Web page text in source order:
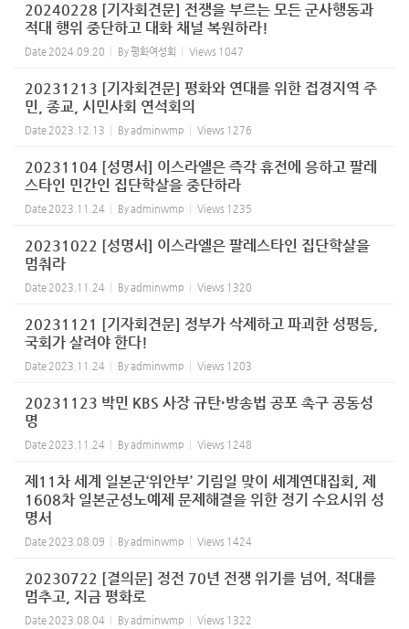
20240228 [기자회견문] 전쟁을 부르는 모든 군사행동과
적대 행위 중단하고 대화 채널 복원하라!
Date 2024.09.20 By평화여성회 Views 1047
20231213 [기자회견문] 평화와 연대를 위한 접경지역 주
민, 종교, 시민사회 연석회의
Date 2023.12.13 Byadminwmp Views 1276
20231104 [성명서] 이스라엘은 즉각 휴전에 응하고 팔레
스타인 민간인 집단학살을 중단하라
Date 2023.11.24 Byadminwmp Views 1235
20231022 [성명서] 이스라엘은 팔레스타인 집단학살을
멈춰라
Date 2023.11.24 Byadminwmp Views 1320
20231121 [기자회견문] 정부가 삭제하고 파괴한 성평등,
국회가 살려야 한다!
Date 2023.11.24 Byadminwmp Views 1203
20231123 박민 KBS 사장 규탄·방송법 공포 촉구 공동성
명
Date 2023.11.24 Byadminwmp Views 1248
제11차 세계 일본군‘위안부’ 기림일 맞이 세계연대집회, 제
1608차 일본군성노예제 문제해결을 위한 정기 수요시위 성
명서
Date 2023.08.09 Byadminwmp Views 1424
20230722 [결의문] 정전 70년 전쟁 위기를 넘어, 적대를
멈추고, 지금 평화로
Date 2023.08.04 Byadminwmp Views 1322